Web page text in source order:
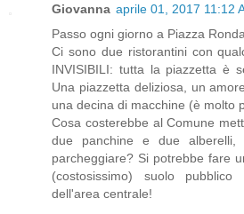
Giovanna aprile 01, 2017 11:12
Passo ogni giorno a Piazza
Ci sono due ristorantini con
INVISIBILI: tutta la piazzetta è
Una piazzetta deliziosa, un
una decina di macchine (è molto
Cosa costerebbe al Comune
due panchine e due
parcheggiare? Si potrebbe fare
(costosissimo) suolo
dell'area centrale!